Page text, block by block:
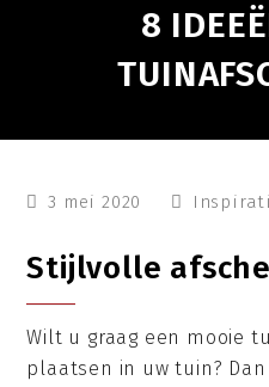
8
3 mei 2020
Stijlvolle
Wilt u graag een mooie
plaatsen in uw tuin?